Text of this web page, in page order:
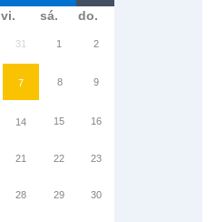
vi. sá. do.
31 1 2
7 8 9
14 15 16
21 22 23
28 29 30